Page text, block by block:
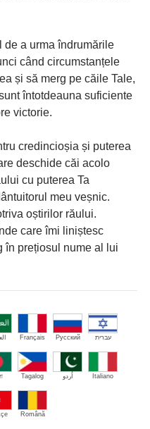
de a urma îndrumările
când circumstanțele
și să merg pe căile Tale,
întotdeauna suficiente
victorie.
credincioșia și puterea
deschide căi acolo
cu puterea Ta
meu veșnic.
oștirilor răului.
care îmi liniștesc
în prețiosul nume al lui
Français Русский עברית
Tagalog اُردو Italiano
Română